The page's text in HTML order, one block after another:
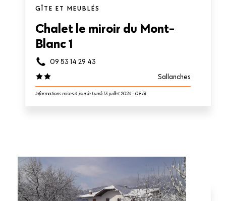
GÎTE ET MEUBLÉS
Chalet le miroir du Mont-
Blanc 1
09 53 14 29 43
Sallanches
Informations mises à jour le Lundi 13 juillet 2026 - 09:51